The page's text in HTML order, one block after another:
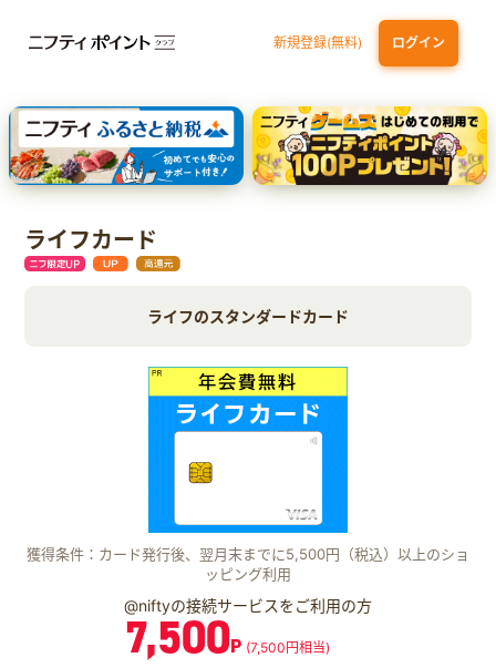
新規登録(無料) ログイン
dカード GOLD 三井住友カード ゴールド（NL）（家族カード発行）
【実質初月無料】DMM | Disney+(ディズニープラス) セットプラン
SBI証券 確定拠出年金（iDeCo）
ライフカード
ライフのスタンダードカード
獲得条件：カード発行後、翌月末までに5,500円（税込）以上のショ
ッピング利用
@niftyの接続サービスをご利用の方
7,500P (7,500円相当)